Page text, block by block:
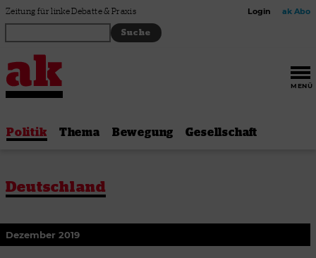
Zum Inhalt springen
Zeitung für linke Debatte & Praxis Login ak Abo
MENÜ
Politik Thema Bewegung Gesellschaft
Deutschland
Dezember 2019